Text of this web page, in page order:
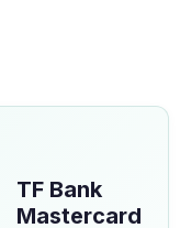
TF Bank
Mastercard